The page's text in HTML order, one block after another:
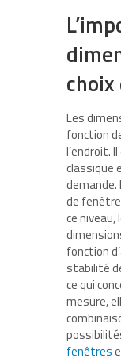
Les
fonction
l’endroit.
classique
demande.
de
ce
fonction
stabilité
ce qui
mesure,
fenêtres